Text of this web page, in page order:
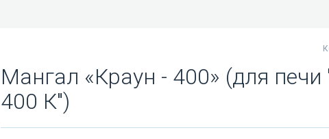
Мангал «Краун - 400» (для печи
400 К")